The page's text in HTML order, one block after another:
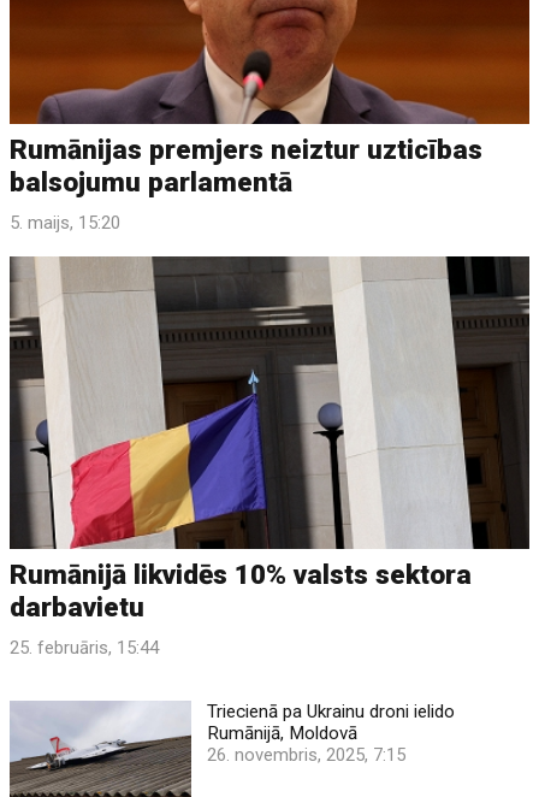
Rumānijas premjers neiztur uzticības
balsojumu parlamentā
5. maijs, 15:20
Rumānijā likvidēs 10% valsts sektora
darbavietu
25. februāris, 15:44
Triecienā pa Ukrainu droni ielido
Rumānijā, Moldovā
26. novembris, 2025, 7:15